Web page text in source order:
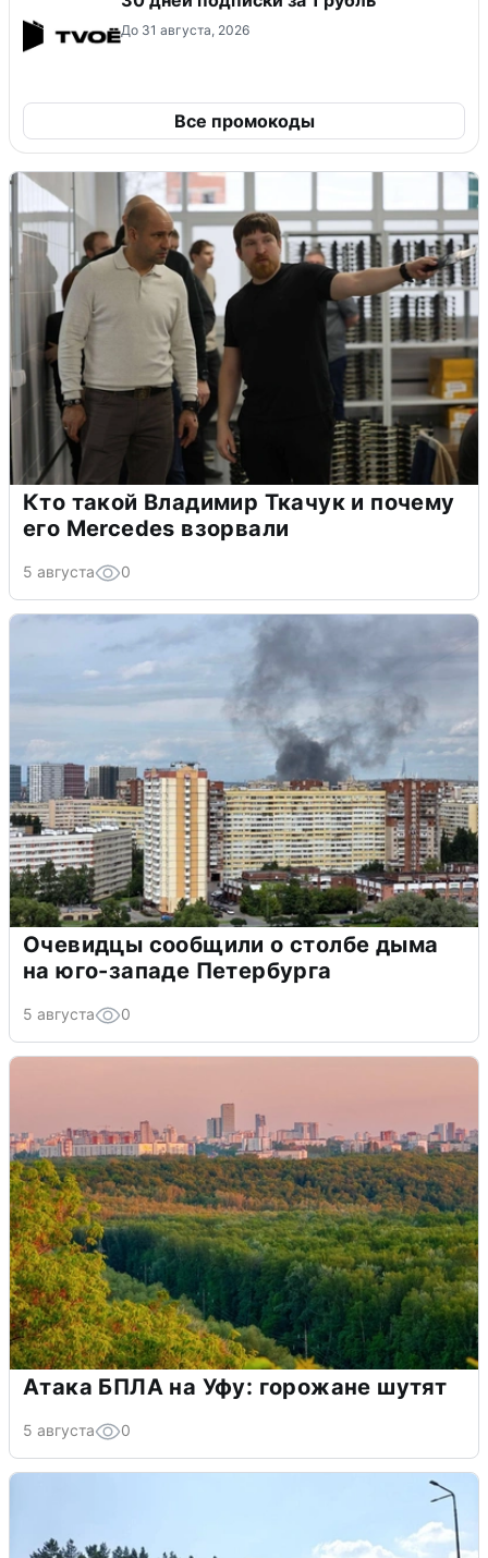
До 31 августа, 2026
Все промокоды
Кто такой Владимир Ткачук и почему
его Mercedes взорвали
5 августа 0
Очевидцы сообщили о столбе дыма
на юго-западе Петербурга
5 августа 0
Атака БПЛА на Уфу: горожане шутят
5 августа 0